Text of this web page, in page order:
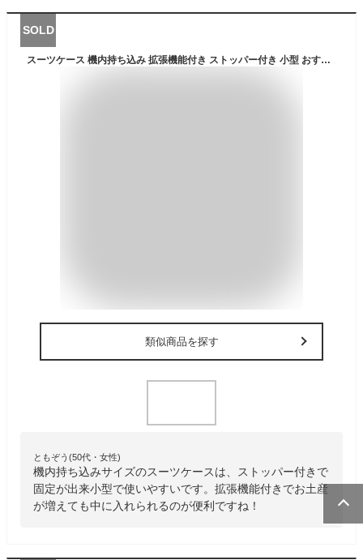
SOLD
スーツケース 機内持ち込み 拡張機能付き ストッパー付き 小型 おすすめ コインロッカー Sサイズ サスペンション 静音 着脱式キャスター ファスナータイプ ダイヤル TSAロック 1泊 2泊 送料無料 キャリーケース キャリーバッグ 国内検品
類似商品を探す
ともぞう(50代・女性)
機内持ち込みサイズのスーツケースは、ストッパー付きで
固定が出来小型で使いやすいです。拡張機能付きでお土産
が増えても中に入れられるのが便利ですね！